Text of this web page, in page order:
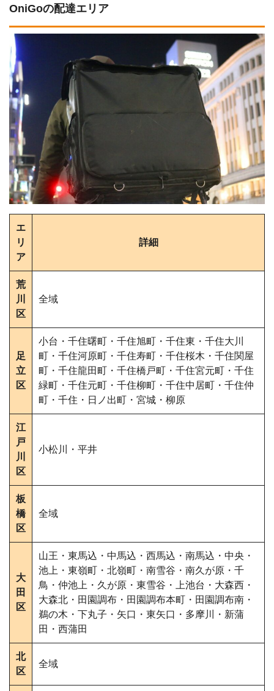
OniGoの配達エリア
エ
リ
ア
詳細
荒
川
区
全域
足
立
区
小台・千住曙町・千住旭町・千住東・千住大川
町・千住河原町・千住寿町・千住桜木・千住関屋
町・千住龍田町・千住橋戸町・千住宮元町・千住
緑町・千住元町・千住柳町・千住中居町・千住仲
町・千住・日ノ出町・宮城・柳原
江
戸
川
区
小松川・平井
板
橋
区
全域
大
田
区
山王・東馬込・中馬込・西馬込・南馬込・中央・
池上・東嶺町・北嶺町・南雪谷・南久が原・千
鳥・仲池上・久が原・東雪谷・上池台・大森西・
大森北・田園調布・田園調布本町・田園調布南・
鵜の木・下丸子・矢口・東矢口・多摩川・新蒲
田・西蒲田
北
区
全域